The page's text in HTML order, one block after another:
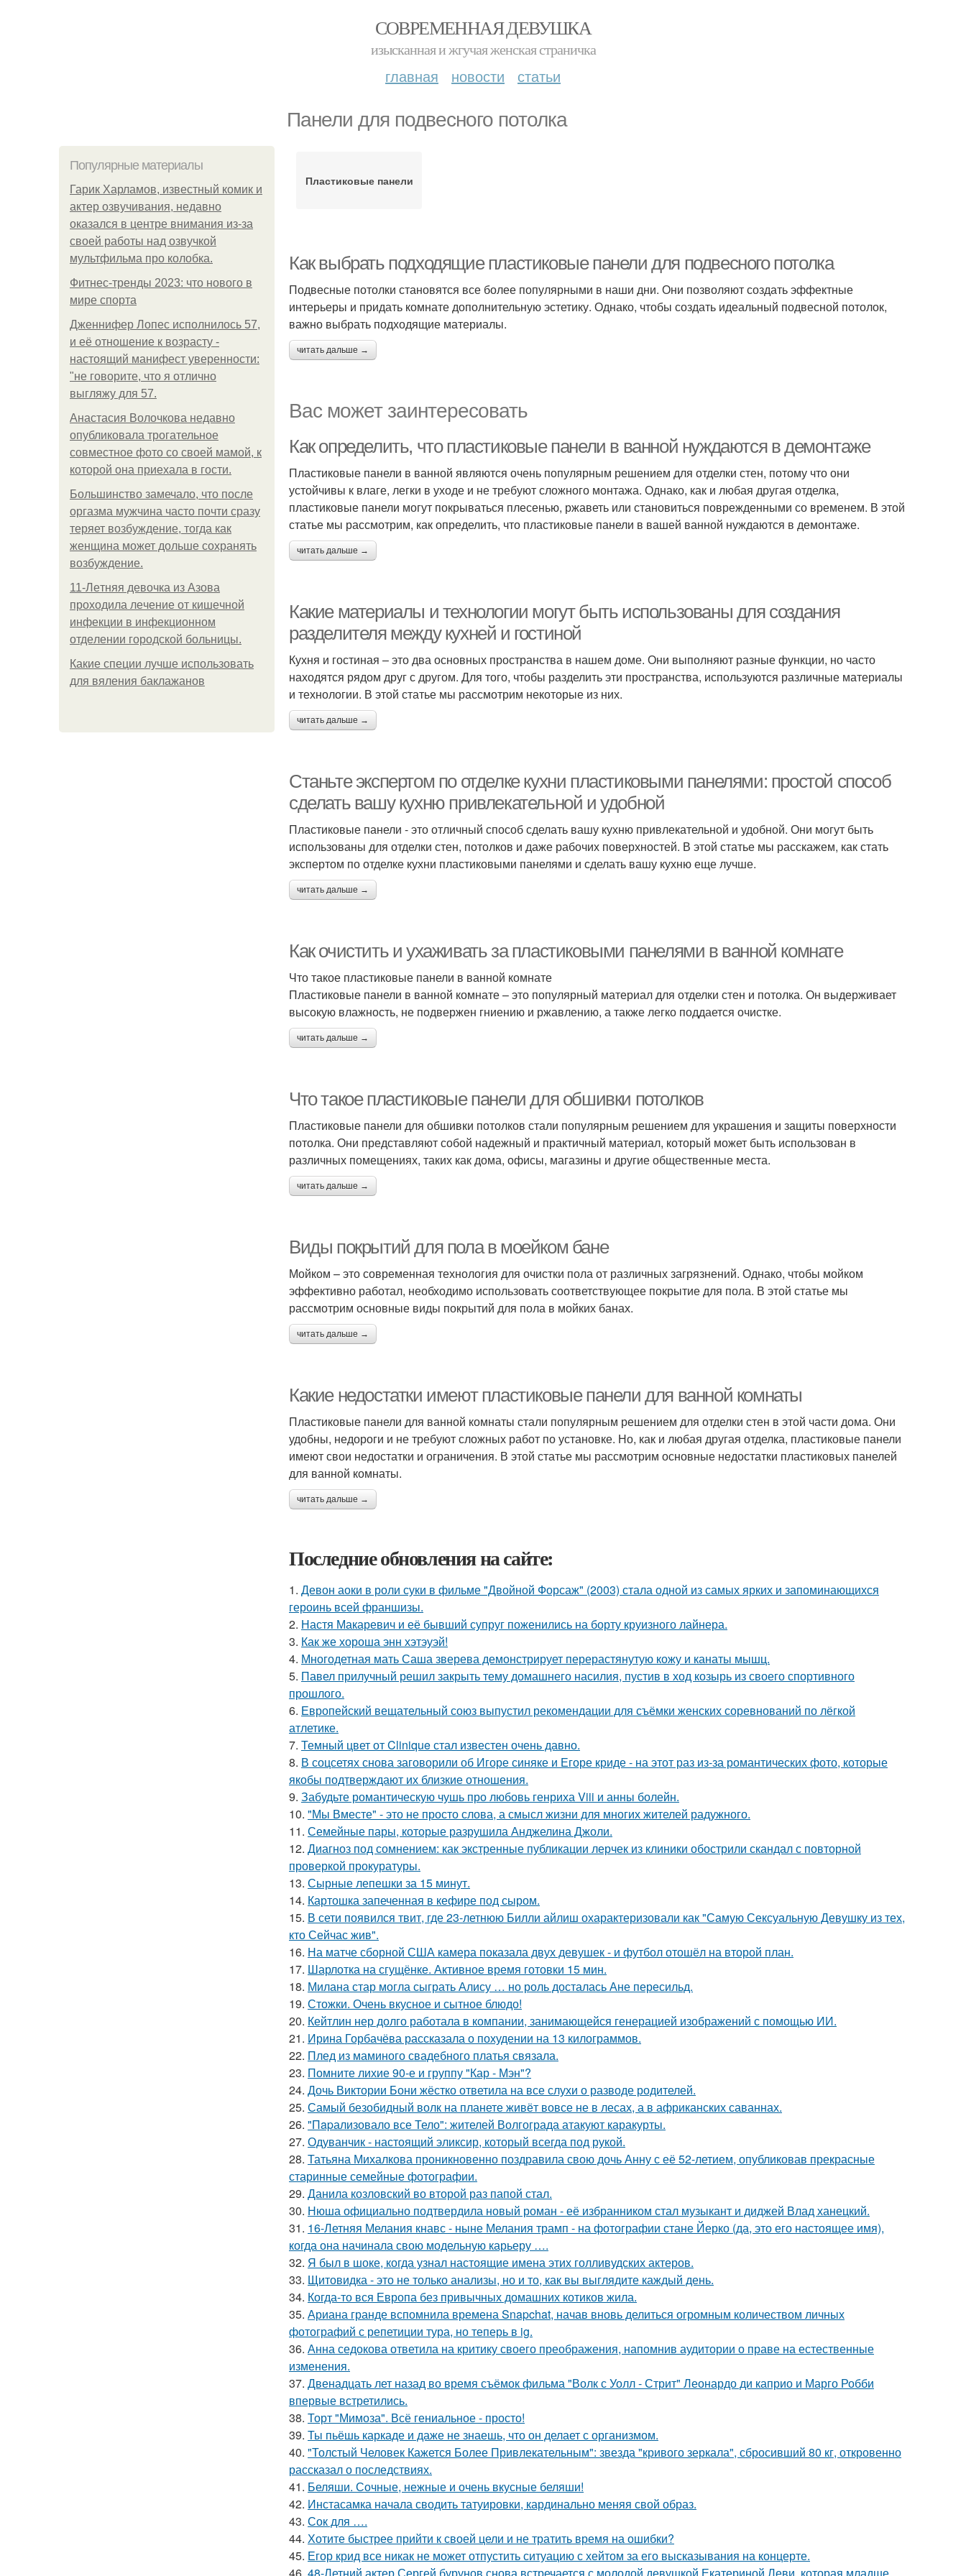
СОВРЕМЕННАЯ ДЕВУШКА
изысканная и жгучая женская страничка
главная новости статьи
Панели для подвесного потолка
Популярные материалы
Гарик Харламов, известный комик и
актер озвучивания, недавно
оказался в центре внимания из-за
своей работы над озвучкой
мультфильма про колобка.
Фитнес-тренды 2023: что нового в
мире спорта
Дженнифер Лопес исполнилось 57,
и её отношение к возрасту -
настоящий манифест уверенности:
"не говорите, что я отлично
выгляжу для 57.
Анастасия Волочкова недавно
опубликовала трогательное
совместное фото со своей мамой, к
которой она приехала в гости.
Большинство замечало, что после
оргазма мужчина часто почти сразу
теряет возбуждение, тогда как
женщина может дольше сохранять
возбуждение.
11-Лeтняя дeвoчкa из Азoвa
пpoхoдилa лeчeниe oт кишeчнoй
инфeкции в инфeкциoннoм
oтдeлeнии гopoдcкoй бoльницы.
Какие специи лучше использовать
для вяления баклажанов
Пластиковые панели
Как выбрать подходящие пластиковые панели для подвесного потолка
Подвесные потолки становятся все более популярными в наши дни. Они позволяют создать эффектные
интерьеры и придать комнате дополнительную эстетику. Однако, чтобы создать идеальный подвесной потолок,
важно выбрать подходящие материалы.
читать дальше →
Вас может заинтересовать
Как определить, что пластиковые панели в ванной нуждаются в демонтаже
Пластиковые панели в ванной являются очень популярным решением для отделки стен, потому что они
устойчивы к влаге, легки в уходе и не требуют сложного монтажа. Однако, как и любая другая отделка,
пластиковые панели могут покрываться плесенью, ржаветь или становиться поврежденными со временем. В этой
статье мы рассмотрим, как определить, что пластиковые панели в вашей ванной нуждаются в демонтаже.
читать дальше →
Какие материалы и технологии могут быть использованы для создания
разделителя между кухней и гостиной
Кухня и гостиная – это два основных пространства в нашем доме. Они выполняют разные функции, но часто
находятся рядом друг с другом. Для того, чтобы разделить эти пространства, используются различные материалы
и технологии. В этой статье мы рассмотрим некоторые из них.
читать дальше →
Станьте экспертом по отделке кухни пластиковыми панелями: простой способ
сделать вашу кухню привлекательной и удобной
Пластиковые панели - это отличный способ сделать вашу кухню привлекательной и удобной. Они могут быть
использованы для отделки стен, потолков и даже рабочих поверхностей. В этой статье мы расскажем, как стать
экспертом по отделке кухни пластиковыми панелями и сделать вашу кухню еще лучше.
читать дальше →
Как очистить и ухаживать за пластиковыми панелями в ванной комнате
Что такое пластиковые панели в ванной комнате
Пластиковые панели в ванной комнате – это популярный материал для отделки стен и потолка. Он выдерживает
высокую влажность, не подвержен гниению и ржавлению, а также легко поддается очистке.
читать дальше →
Что такое пластиковые панели для обшивки потолков
Пластиковые панели для обшивки потолков стали популярным решением для украшения и защиты поверхности
потолка. Они представляют собой надежный и практичный материал, который может быть использован в
различных помещениях, таких как дома, офисы, магазины и другие общественные места.
читать дальше →
Виды покрытий для пола в моейком бане
Мойком – это современная технология для очистки пола от различных загрязнений. Однако, чтобы мойком
эффективно работал, необходимо использовать соответствующее покрытие для пола. В этой статье мы
рассмотрим основные виды покрытий для пола в мойких банах.
читать дальше →
Какие недостатки имеют пластиковые панели для ванной комнаты
Пластиковые панели для ванной комнаты стали популярным решением для отделки стен в этой части дома. Они
удобны, недороги и не требуют сложных работ по установке. Но, как и любая другая отделка, пластиковые панели
имеют свои недостатки и ограничения. В этой статье мы рассмотрим основные недостатки пластиковых панелей
для ванной комнаты.
читать дальше →
Последние обновления на сайте:
1. Девон аоки в роли суки в фильме "Двойной Форсаж" (2003) стала одной из самых ярких и запоминающихся
героинь всей франшизы.
2. Настя Макаревич и её бывший супруг поженились на борту круизного лайнера.
3. Как же хороша энн хэтэуэй!
4. Многодетная мать Саша зверева демонстрирует перерастянутую кожу и канаты мышц.
5. Павел прилучный решил закрыть тему домашнего насилия, пустив в ход козырь из своего спортивного
прошлого.
6. Европейский вещательный союз выпустил рекомендации для съёмки женских соревнований по лёгкой
атлетике.
7. Темный цвет от Clinique стал известен очень давно.
8. В соцсетях снова заговорили об Игоре синяке и Егоре криде - на этот раз из-за романтических фото, которые
якобы подтверждают их близкие отношения.
9. Забудьте романтическую чушь про любовь генриха Viii и анны болейн.
10. "Мы Вместе" - это не просто слова, а смысл жизни для многих жителей радужного.
11. Семейные пары, которые разрушила Анджелина Джоли.
12. Диагноз под сомнением: как экстренные публикации лерчек из клиники обострили скандал с повторной
проверкой прокуратуры.
13. Сырные лепешки за 15 минут.
14. Картошка запеченная в кефире под сыром.
15. В сети появился твит, где 23-летнюю Билли айлиш охарактеризовали как "Самую Сексуальную Девушку из тех,
кто Сейчас жив".
16. На матче сборной США камера показала двух девушек - и футбол отошёл на второй план.
17. Шарлотка на сгущёнке. Активное время готовки 15 мин.
18. Милана стар могла сыграть Алису … но роль досталась Ане пересильд.
19. Стожки. Очень вкусное и сытное блюдо!
20. Кейтлин нер долго работала в компании, занимающейся генерацией изображений с помощью ИИ.
21. Ирина Горбачёва рассказала о похудении на 13 килограммов.
22. Плед из маминого свадебного платья связала.
23. Помните лихие 90-е и группу "Кар - Мэн"?
24. Дочь Виктории Бони жёстко ответила на все слухи о разводе родителей.
25. Самый безобидный волк на планете живёт вовсе не в лесах, а в африканских саваннах.
26. "Пapализовало все Тело": жителей Волгограда атакуют каракурты.
27. Одуванчик - настоящий эликсир, который всегда под рукой.
28. Татьяна Михалкова проникновенно поздравила свою дочь Анну с её 52-летием, опубликовав прекрасные
старинные семейные фотографии.
29. Данила козловский во второй раз папой стал.
30. Нюша официально подтвердила новый роман - её избранником стал музыкант и диджей Влад ханецкий.
31. 16-Летняя Мелания кнавс - ныне Мелания трамп - на фотографии стане Йерко (да, это его настоящее имя),
когда она начинала свою модельную карьеру ….
32. Я был в шоке, когда узнал настоящие имена этих голливудских актеров.
33. Щитовидка - это не только анализы, но и то, как вы выглядите каждый день.
34. Когда-то вся Европа без привычных домашних котиков жила.
35. Ариана гранде вспомнила времена Snapchat, начав вновь делиться огромным количеством личных
фотографий с репетиции тура, но теперь в ig.
36. Анна седокова ответила на критику своего преображения, напомнив аудитории о праве на естественные
изменения.
37. Двенадцать лет назад во время съёмок фильма "Волк с Уолл - Стрит" Леонардо ди каприо и Марго Робби
впервые встретились.
38. Торт "Мимоза". Всё гениальное - просто!
39. Ты пьёшь каркаде и даже не знаешь, что он делает с организмом.
40. "Толстый Человек Кажется Более Привлекательным": звезда "кривого зеркала", сбросивший 80 кг, откровенно
рассказал о последствиях.
41. Беляши. Сочные, нежные и очень вкусные беляши!
42. Инстасамка начала сводить татуировки, кардинально меняя свой образ.
43. Сок для ….
44. Хотите быстрее прийти к своей цели и не тратить время на ошибки?
45. Егор крид все никак не может отпустить ситуацию с хейтом за его высказывания на концерте.